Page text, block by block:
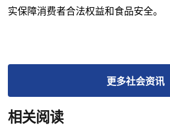
实保障消费者合法权益和食品安全。
更多社会资讯
相关阅读